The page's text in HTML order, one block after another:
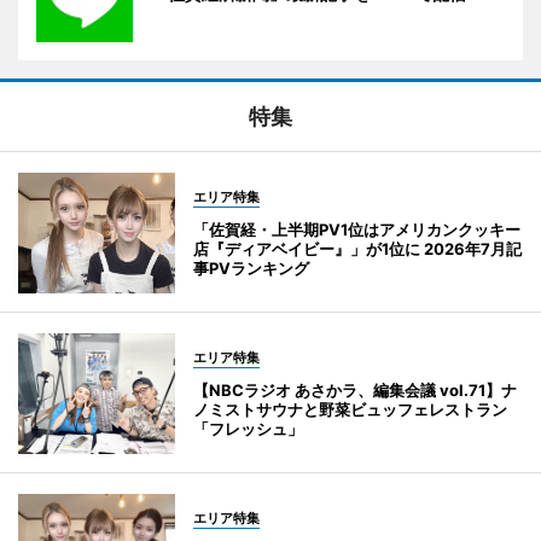
特集
エリア特集
「佐賀経・上半期PV1位はアメリカンクッキー
店『ディアベイビー』」が1位に 2026年7月記
事PVランキング
エリア特集
【NBCラジオ あさかラ、編集会議 vol.71】ナ
ノミストサウナと野菜ビュッフェレストラン
「フレッシュ」
エリア特集